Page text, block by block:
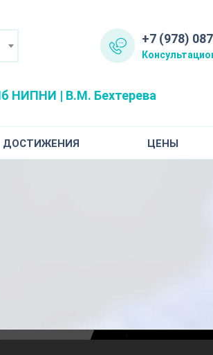
+7 (978)
НИПНИ | В.М. Бехтерева
ДОСТИЖЕНИЯ ЦЕНЫ